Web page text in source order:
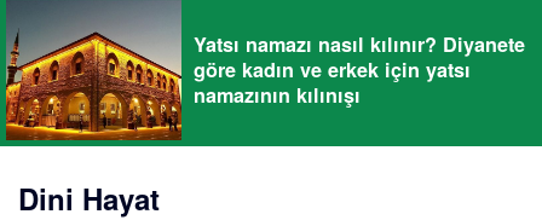
Yatsı namazı nasıl kılınır? Diyanete
göre kadın ve erkek için yatsı
namazının kılınışı
Dini Hayat